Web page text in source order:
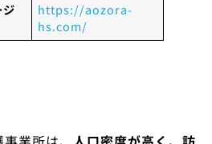
https://aozora-
hs.com/